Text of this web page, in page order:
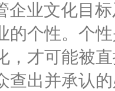
企业文化目
的个性。个
，才可能被
查出并承认